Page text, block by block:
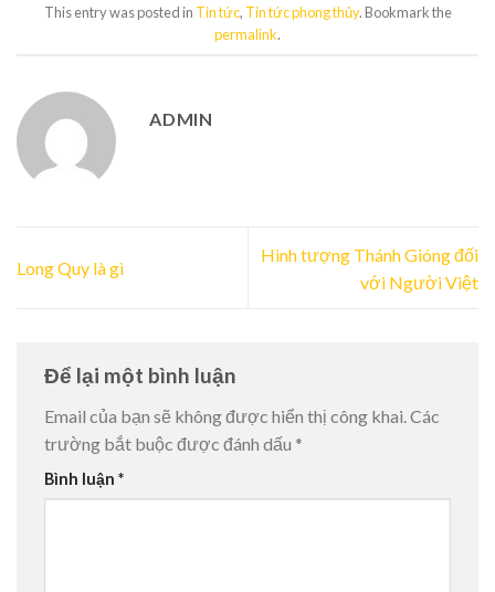
This entry was posted in Tin tức, Tin tức phong thủy. Bookmark the
permalink.
ADMIN
Long Quy là gì
Hình tượng Thánh Gióng đối
với Người Việt
Để lại một bình luận
Email của bạn sẽ không được hiển thị công khai.Các
trường bắt buộc được đánh dấu *
Bình luận *